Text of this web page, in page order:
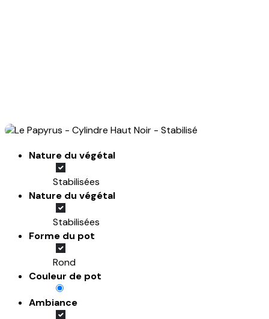
Nature du végétal
Stabilisées
Nature du végétal
Stabilisées
Forme du pot
Rond
Couleur de pot
Ambiance